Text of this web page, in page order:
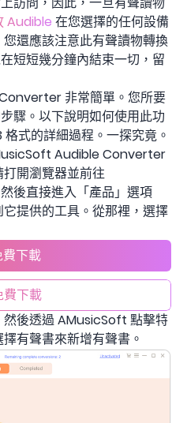
Audible 在您選擇的任何設備
還應該注意此有聲讀物轉換
短短幾分鐘內結束一切，留
非常簡單。您所要
驟。以下說明如何使用此功
式的詳細過程。一探究竟。
Audible Converter
開瀏覽器並前往
後直接進入「產品」選項
提供的工具。從那裡，選擇
下載
費下載
後透過 AMusicSoft 點擊特
有聲書來新增有聲書。